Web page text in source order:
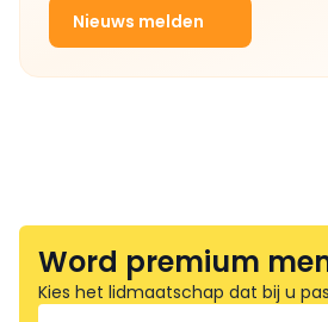
Nieuws melden
Word premium
Kies het lidmaatschap dat bij u